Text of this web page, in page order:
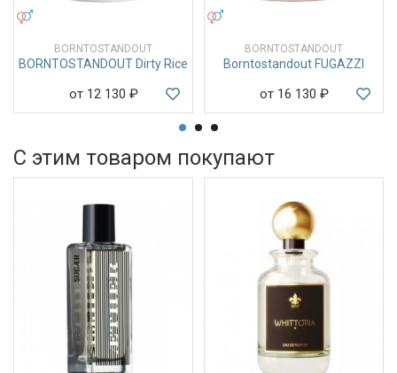
BORNTOSTANDOUT
BORNTOSTANDOUT Dirty Rice
от 12 130 ₽
BORNTOSTANDOUT
Borntostandout FUGAZZI
от 16 130 ₽
С этим товаром покупают